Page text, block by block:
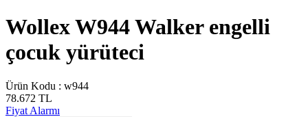
Wollex W944 Walker engelli
çocuk yürüteci
Ürün Kodu : w944
78.672 TL
Fiyat Alarmı